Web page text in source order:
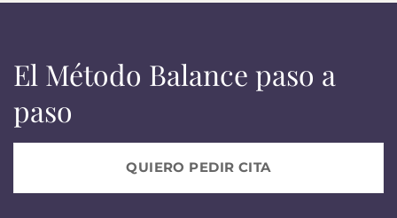
El Método Balance paso a
paso
QUIERO PEDIR CITA